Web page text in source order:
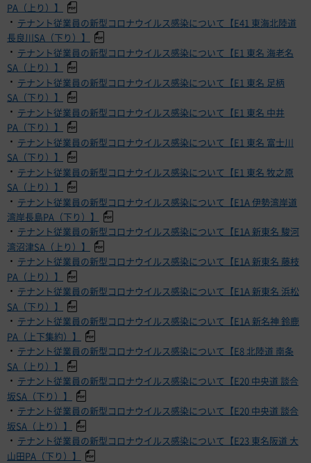
PA（上り）】
・ テナント従業員の新型コロナウイルス感染について【E41 東海北陸道
長良川SA（下り）】
・ テナント従業員の新型コロナウイルス感染について【E1 東名 海老名
SA（上り）】
・ テナント従業員の新型コロナウイルス感染について【E1 東名 足柄
SA（下り）】
・ テナント従業員の新型コロナウイルス感染について【E1 東名 中井
PA（下り）】
・ テナント従業員の新型コロナウイルス感染について【E1 東名 富士川
SA（下り）】
・ テナント従業員の新型コロナウイルス感染について【E1 東名 牧之原
SA（上り）】
・ テナント従業員の新型コロナウイルス感染について【E1A 伊勢湾岸道
湾岸長島PA（下り）】
・ テナント従業員の新型コロナウイルス感染について【E1A 新東名 駿河
湾沼津SA（上り）】
・ テナント従業員の新型コロナウイルス感染について【E1A 新東名 藤枝
PA（上り）】
・ テナント従業員の新型コロナウイルス感染について【E1A 新東名 浜松
SA（下り）】
・ テナント従業員の新型コロナウイルス感染について【E1A 新名神 鈴鹿
PA（上下集約）】
・ テナント従業員の新型コロナウイルス感染について【E8 北陸道 南条
SA（上り）】
・ テナント従業員の新型コロナウイルス感染について【E20 中央道 談合
坂SA（下り）】
・ テナント従業員の新型コロナウイルス感染について【E20 中央道 談合
坂SA（上り）】
・ テナント従業員の新型コロナウイルス感染について【E23 東名阪道 大
山田PA（下り）】